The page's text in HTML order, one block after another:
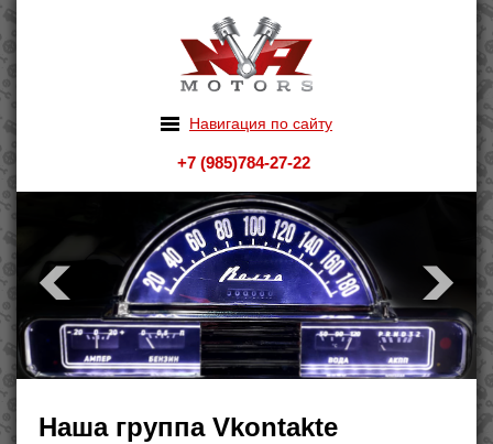
Навигация по сайту
+7 (985)784-27-22
Наша группа Vkontakte